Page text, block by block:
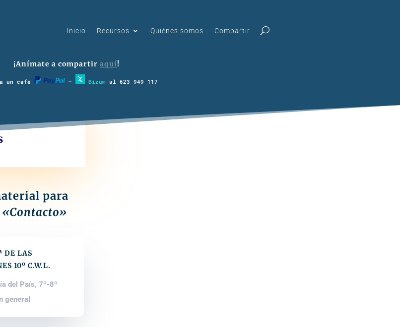
Inicio Recursos Quiénes somos Compartir
¡Anímate a compartir aquí!
un café – Bizum al 623 949 117
para
«Contacto»
DE LAS
10º C.W.L.
del País, 7º-8º
general